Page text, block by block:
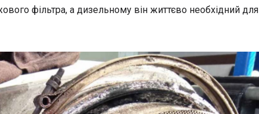
фільтра, а дизельному він життєво необхідний для